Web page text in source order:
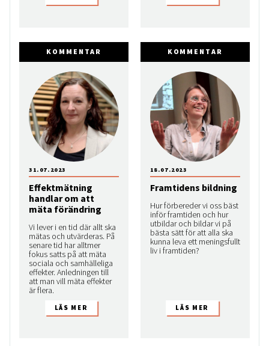
KOMMENTAR
Effektmätning
handlar om att
mäta förändring
Vi lever i en tid där allt ska
mätas och utvärderas. På
senare tid har alltmer
fokus satts på att mäta
sociala och samhälleliga
effekter. Anledningen till
att man vill mäta effekter
är flera.
31.07.2023
KOMMENTAR
Framtidens bildning
Hur förbereder vi oss bäst
inför framtiden och hur
utbildar och bildar vi på
bästa sätt för att alla ska
kunna leva ett meningsfullt
liv i framtiden?
18.07.2023